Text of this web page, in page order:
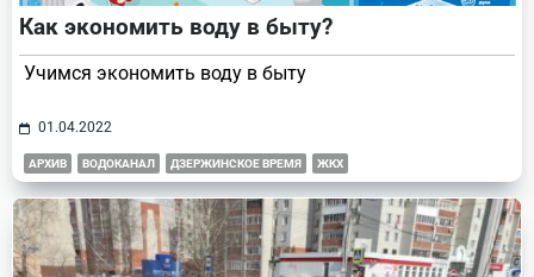
Как экономить воду в быту?
Учимся экономить воду в быту
01.04.2022
АРХИВ ВОДОКАНАЛ ДЗЕРЖИНСКОЕ ВРЕМЯ ЖКХ